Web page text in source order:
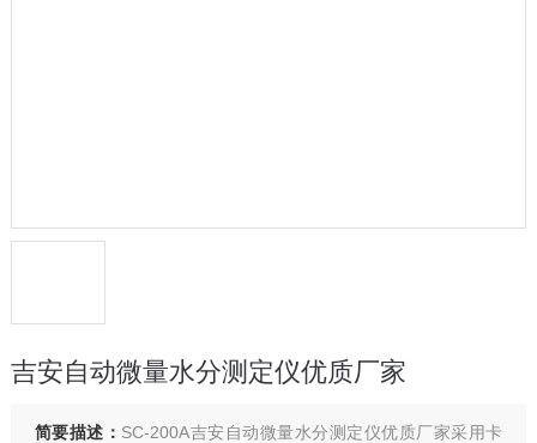
吉安自动微量水分测定仪优质厂家
简要描述： SC-200A吉安自动微量水分测定仪优质厂家采用卡